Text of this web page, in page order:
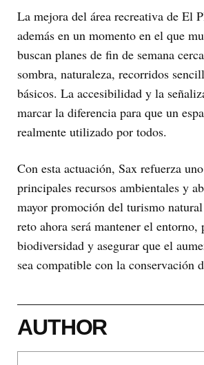
La mejora del área recreativa de El
además en un momento en el que
buscan planes de fin de semana
sombra, naturaleza, recorridos
básicos. La accesibilidad y la
marcar la diferencia para que un
realmente utilizado por todos.
Con esta actuación, Sax refuerza
principales recursos ambientales y
mayor promoción del turismo
reto ahora será mantener el entorno,
biodiversidad y asegurar que el
sea compatible con la conservación
AUTHOR